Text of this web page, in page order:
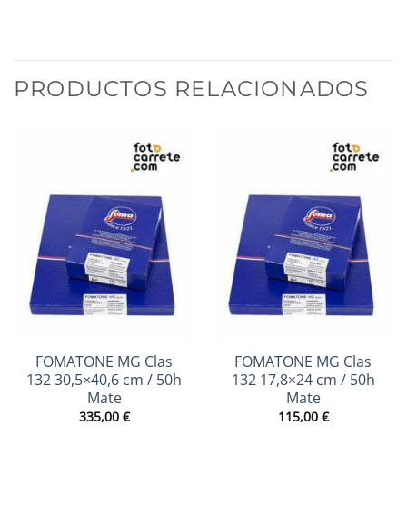
PRODUCTOS RELACIONADOS
FOMATONE MG Clas
132 30,5×40,6 cm / 50h
Mate
335,00 €
FOMATONE MG Clas
132 17,8×24 cm / 50h
Mate
115,00 €